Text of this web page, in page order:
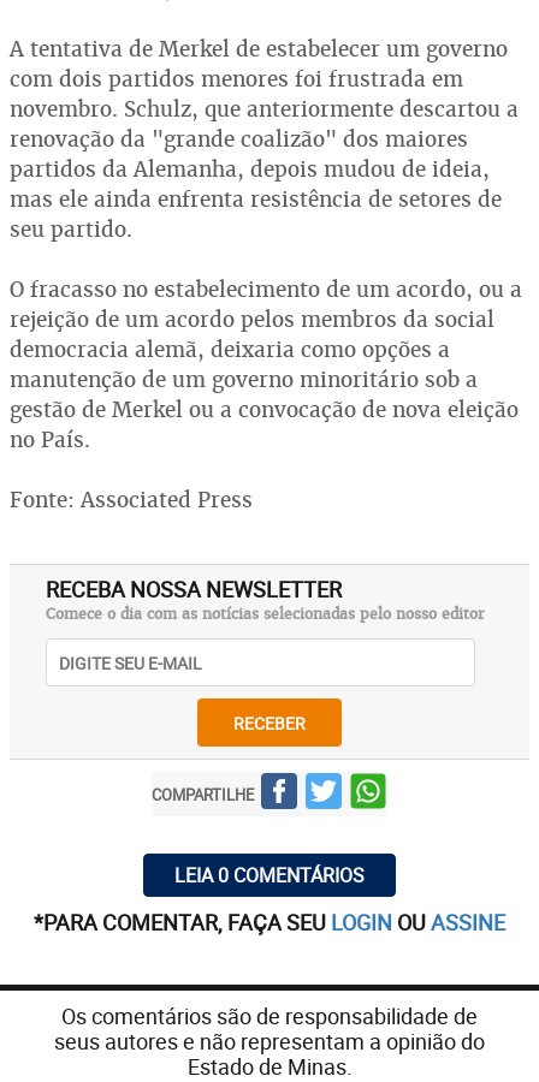
A tentativa de Merkel de estabelecer um governo
com dois partidos menores foi frustrada em
novembro. Schulz, que anteriormente descartou a
renovação da "grande coalizão" dos maiores
partidos da Alemanha, depois mudou de ideia,
mas ele ainda enfrenta resistência de setores de
seu partido.
O fracasso no estabelecimento de um acordo, ou a
rejeição de um acordo pelos membros da social
democracia alemã, deixaria como opções a
manutenção de um governo minoritário sob a
gestão de Merkel ou a convocação de nova eleição
no País.
Fonte: Associated Press
RECEBA NOSSA NEWSLETTER
Comece o dia com as notícias selecionadas pelo nosso editor
RECEBER
COMPARTILHE
LEIA 0 COMENTÁRIOS
*PARA COMENTAR, FAÇA SEU LOGIN OUASSINE
Os comentários são de responsabilidade de
seus autores e não representam a opinião do
Estado de Minas.